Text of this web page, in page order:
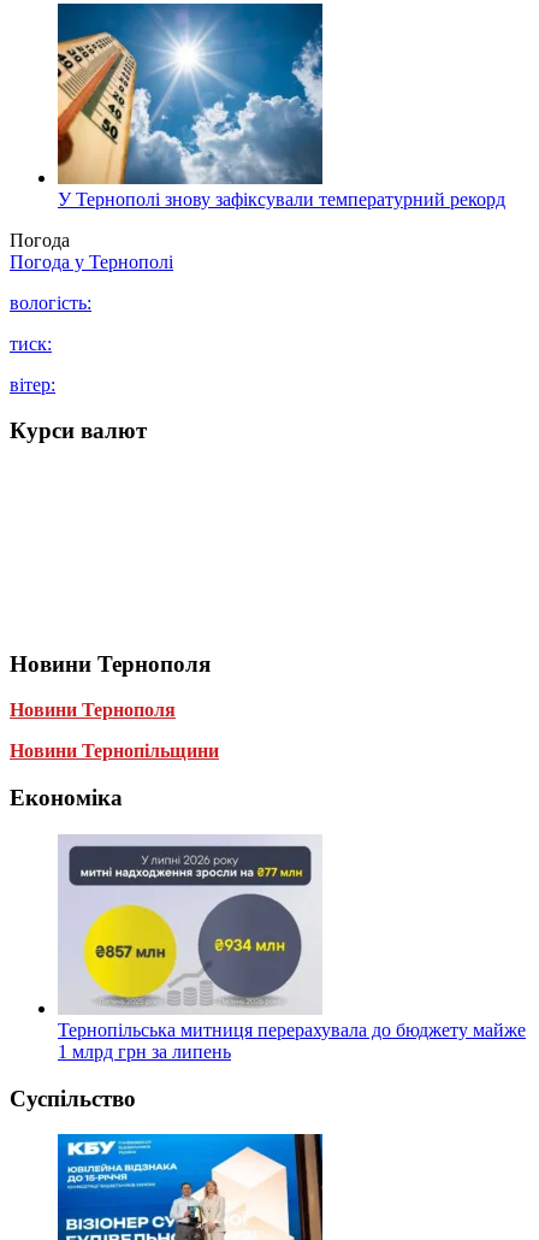
У Тернополі знову зафіксували температурний рекорд
Погода
Погода у Тернополі
вологість:
тиск:
вітер:
Курси валют
Новини Тернополя
Новини Тернополя
Новини Тернопільщини
Економіка
Тернопільська митниця перерахувала до бюджету майже
1 млрд грн за липень
Суспільство